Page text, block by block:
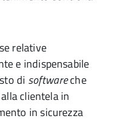
relative
e indispensabile
di softwareche
clientela in
in sicurezza